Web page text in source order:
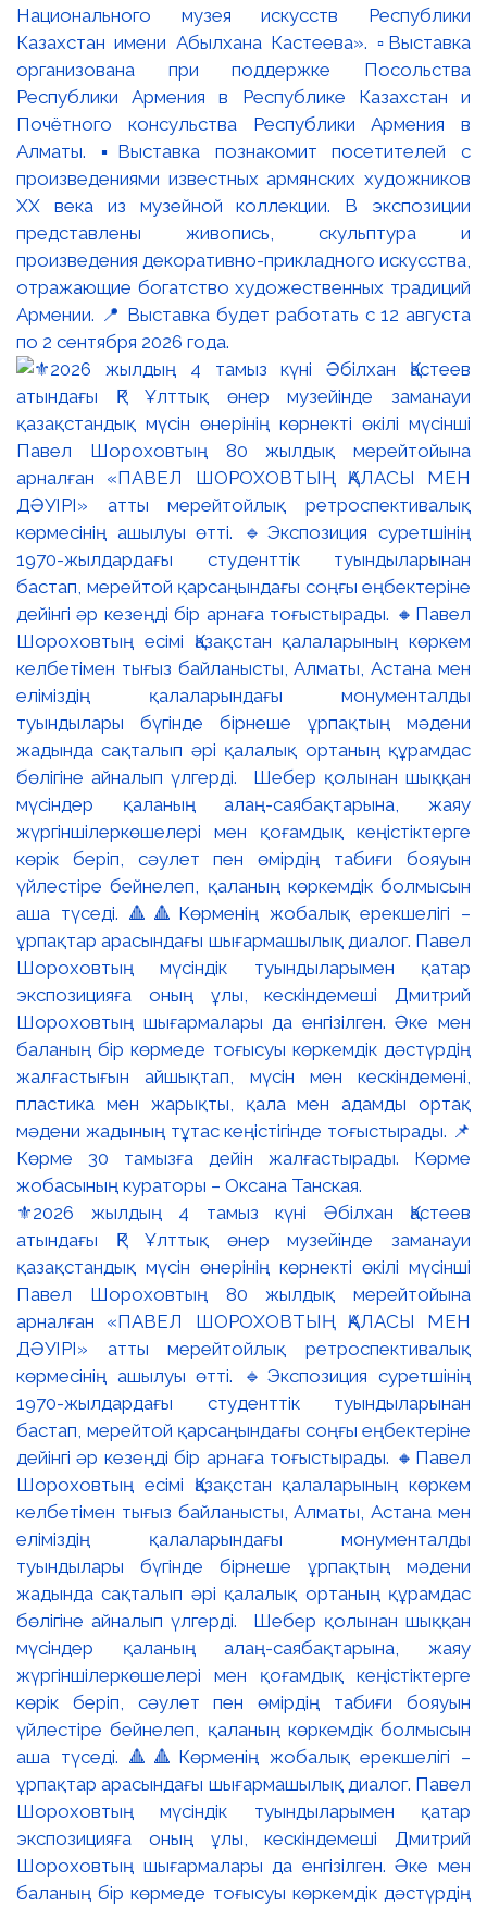
Национального музея искусств Республики
Казахстан имени Абылхана Кастеева». ▫️Выставка
организована при поддержке Посольства
Республики Армения в Республике Казахстан и
Почётного консульства Республики Армения в
Алматы. ▪️Выставка познакомит посетителей с
произведениями известных армянских художников
XX века из музейной коллекции. В экспозиции
представлены живопись, скульптура и
произведения декоративно-прикладного искусства,
отражающие богатство художественных традиций
Армении. 📍 Выставка будет работать с 12 августа
по 2 сентября 2026 года.
⚜️2026 жылдың 4 тамыз күні Әбілхан Қастеев
атындағы ҚР Ұлттық өнер музейінде заманауи
қазақстандық мүсін өнерінің көрнекті өкілі мүсінші
Павел Шороховтың 80 жылдық мерейтойына
арналған «ПАВЕЛ ШОРОХОВТЫҢ ҚАЛАСЫ МЕН
ДӘУІРІ» атты мерейтойлық ретроспективалық
көрмесінің ашылуы өтті. 🔹Экспозиция суретшінің
1970-жылдардағы студенттік туындыларынан
бастап, мерейтой қарсаңындағы соңғы еңбектеріне
дейінгі әр кезеңді бір арнаға тоғыстырады. 🔸Павел
Шороховтың есімі Қазақстан қалаларының көркем
келбетімен тығыз байланысты, Алматы, Астана мен
еліміздің қалаларындағы монументалды
туындылары бүгінде бірнеше ұрпақтың мәдени
жадында сақталып әрі қалалық ортаның құрамдас
бөлігіне айналып үлгерді. Шебер қолынан шыққан
мүсіндер қаланың алаң-саябақтарына, жаяу
жүргіншілеркөшелері мен қоғамдық кеңістіктерге
көрік беріп, сәулет пен өмірдің табиғи бояуын
үйлестіре бейнелеп, қаланың көркемдік болмысын
аша түседі. 🔺🔺Көрменің жобалық ерекшелігі –
ұрпақтар арасындағы шығармашылық диалог. Павел
Шороховтың мүсіндік туындыларымен қатар
экспозицияға оның ұлы, кескіндемеші Дмитрий
Шороховтың шығармалары да енгізілген. Әке мен
баланың бір көрмеде тоғысуы көркемдік дәстүрдің